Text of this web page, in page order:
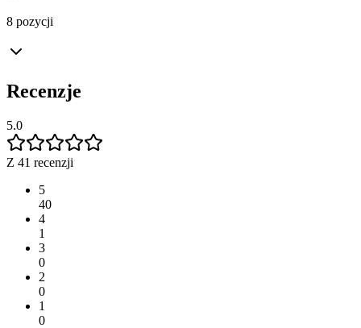
8 pozycji
Recenzje
5.0
Z 41 recenzji
5
40
4
1
3
0
2
0
1
0